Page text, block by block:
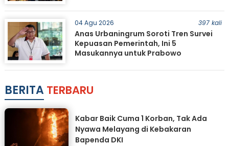
04 Agu 2026 397 kali
Anas Urbaningrum Soroti Tren Survei
Kepuasan Pemerintah, Ini 5
Masukannya untuk Prabowo
BERITA TERBARU
Kabar Baik Cuma 1 Korban, Tak Ada
Nyawa Melayang di Kebakaran
Bapenda DKI